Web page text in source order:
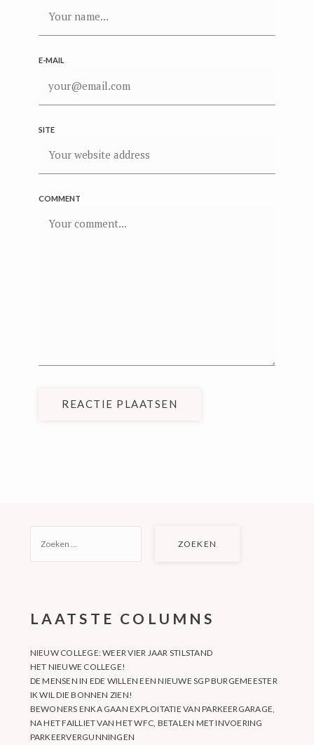
E-MAIL
SITE
COMMENT
REACTIE PLAATSEN
NAAR:
LAATSTE COLUMNS
NIEUW COLLEGE: WEER VIER JAAR STILSTAND
HET NIEUWE COLLEGE!
DE MENSEN IN EDE WILLEN EEN NIEUWE SGP BURGEMEESTER
IK WIL DIE BONNEN ZIEN!
BEWONERS ENKA GAAN EXPLOITATIE VAN PARKEERGARAGE,
NA HET FAILLIET VAN HET WFC, BETALEN MET INVOERING
PARKEERVERGUNNINGEN